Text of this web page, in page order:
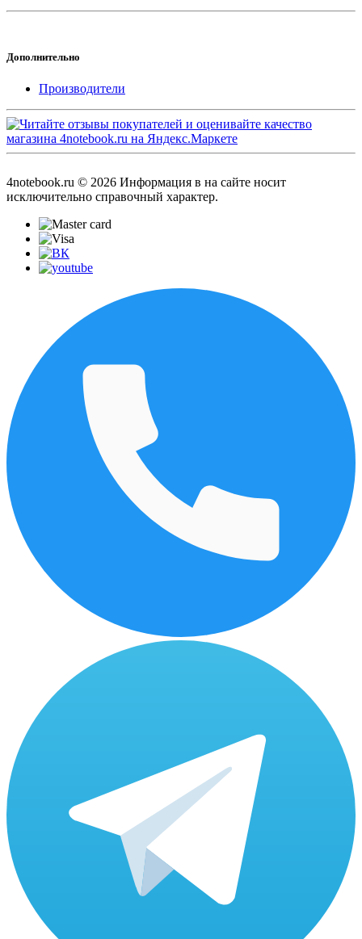
Дополнительно
Производители
4notebook.ru © 2026 Информация в на сайте носит
исключительно справочный характер.